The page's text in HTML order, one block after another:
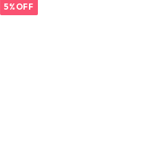
5%OFF